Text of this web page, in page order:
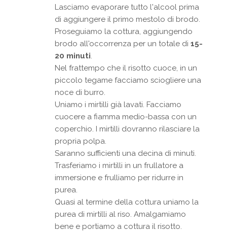
Lasciamo evaporare tutto l'alcool prima
di aggiungere il primo mestolo di brodo.
Proseguiamo la cottura, aggiungendo
brodo all'occorrenza per un totale di15-
20 minuti.
Nel frattempo che il risotto cuoce, in un
piccolo tegame facciamo sciogliere una
noce di burro.
Uniamo i mirtilli già lavati. Facciamo
cuocere a fiamma medio-bassa con un
coperchio. I mirtilli dovranno rilasciare la
propria polpa.
Saranno sufficienti una decina di minuti.
Trasferiamo i mirtilli in un frullatore a
immersione e frulliamo per ridurre in
purea.
Quasi al termine della cottura uniamo la
purea di mirtilli al riso. Amalgamiamo
bene e portiamo a cottura il risotto.